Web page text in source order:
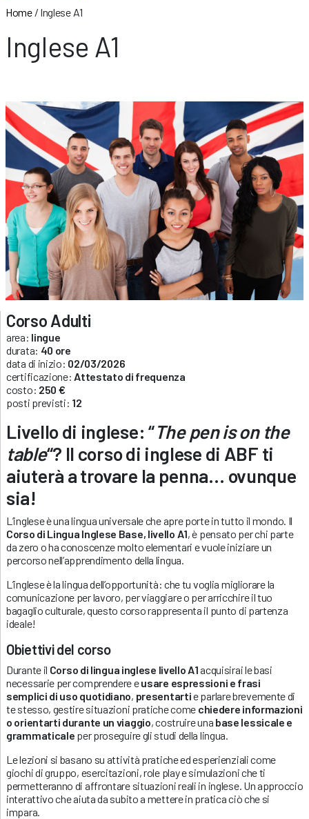
Home/ Inglese A1
Inglese A1
Corso Adulti
area: lingue
durata: 40 ore
data di inizio: 02/03/2026
certificazione: Attestato di frequenza
costo: 250 €
posti previsti: 12
Livello di inglese: “The pen is on the
table“? Il corso di inglese di ABF ti
aiuterà a trovare la penna… ovunque
sia!
L’inglese è una lingua universale che apre porte in tutto il mondo. Il
Corso di Lingua Inglese Base, livello A1, è pensato per chi parte
da zero o ha conoscenze molto elementari e vuole iniziare un
percorso nell’apprendimento della lingua.
L’inglese è la lingua dell’opportunità: che tu voglia migliorare la
comunicazione per lavoro, per viaggiare o per arricchire il tuo
bagaglio culturale, questo corso rappresenta il punto di partenza
ideale!
Obiettivi del corso
Durante il Corso di lingua inglese livello A1acquisirai le basi
necessarie per comprendere eusare espressioni e frasi
semplici di uso quotidiano, presentartie parlare brevemente di
te stesso, gestire situazioni pratiche come chiedere informazioni
o orientarti durante un viaggio, costruire una base lessicale e
grammaticale per proseguire gli studi della lingua.
Le lezioni si basano su attività pratiche ed esperienziali come
giochi di gruppo, esercitazioni, role play e simulazioni che ti
permetteranno di affrontare situazioni reali in inglese. Un approccio
interattivo che aiuta da subito a mettere in pratica ciò che si
impara.